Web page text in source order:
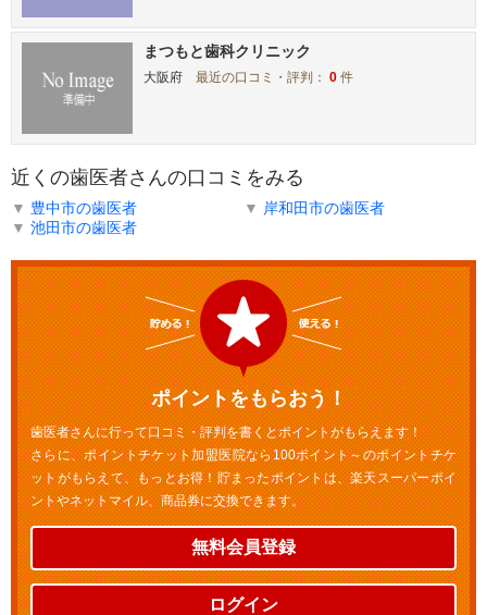
まつもと歯科クリニック
大阪府 最近の口コミ・評判：0 件
近くの歯医者さんの口コミをみる
▼ 豊中市の歯医者 ▼ 岸和田市の歯医者
▼ 池田市の歯医者
ポイントをもらおう！
歯医者さんに行って口コミ・評判を書くとポイントがもらえます！
さらに、ポイントチケット加盟医院なら100ポイント～のポイントチケ
ットがもらえて、もっとお得！貯まったポイントは、楽天スーパーポイ
ントやネットマイル、商品券に交換できます。
無料会員登録
ログイン